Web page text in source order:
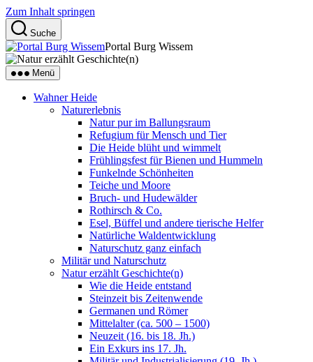
Zum Inhalt springen
Suche
Portal Burg Wissem
Menü
Wahner Heide
Naturerlebnis
Natur pur im Ballungsraum
Refugium für Mensch und Tier
Die Heide blüht und wimmelt
Frühlingsfest für Bienen und Hummeln
Funkelnde Schönheiten
Teiche und Moore
Bruch- und Hudewälder
Rothirsch & Co.
Esel, Büffel und andere tierische Helfer
Natürliche Waldentwicklung
Naturschutz ganz einfach
Militär und Naturschutz
Natur erzählt Geschichte(n)
Wie die Heide entstand
Steinzeit bis Zeitenwende
Germanen und Römer
Mittelalter (ca. 500 – 1500)
Neuzeit (16. bis 18. Jh.)
Ein Exkurs ins 17. Jh.